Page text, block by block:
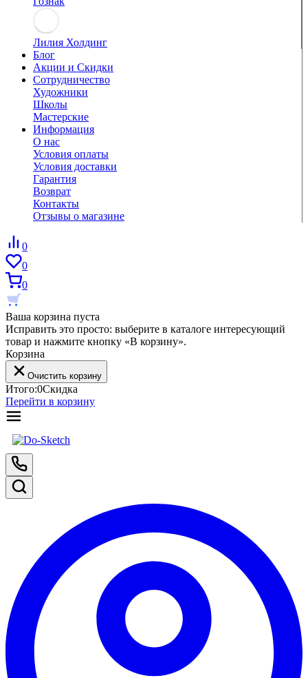
Лилия Холдинг
Блог
Акции и Скидки
Сотрудничество
Художники
Школы
Мастерские
Информация
О нас
Условия оплаты
Условия доставки
Гарантия
Возврат
Контакты
Отзывы о магазине
0
0
0
Ваша корзина пуста
Исправить это просто: выберите в каталоге интересующий
товар и нажмите кнопку «В корзину».
Корзина
Очистить корзину
Итого:0Скидка
Перейти в корзину